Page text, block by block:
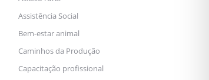
Assistência Social
Bem-estar animal
Caminhos da Produção
Capacitação profissional